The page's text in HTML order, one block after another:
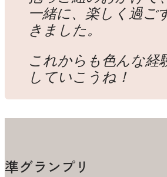
一緒に、楽しく過ご
きました。
これからも色んな経
していこうね！
準グランプリ